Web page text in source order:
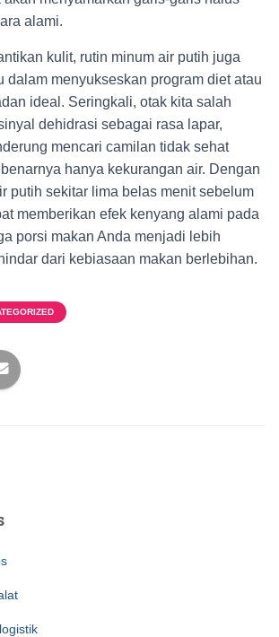
alami.
kulit, rutin minum air putih juga
dalam menyukseskan program diet atau
ideal. Seringkali, otak kita salah
dehidrasi sebagai rasa lapar,
mencari camilan tidak sehat
hanya kekurangan air. Dengan
putih sekitar lima belas menit sebelum
memberikan efek kenyang alami pada
porsi makan Anda menjadi lebih
dari kebiasaan makan berlebihan.